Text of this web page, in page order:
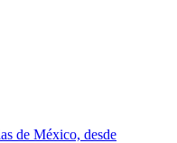
de México, desde